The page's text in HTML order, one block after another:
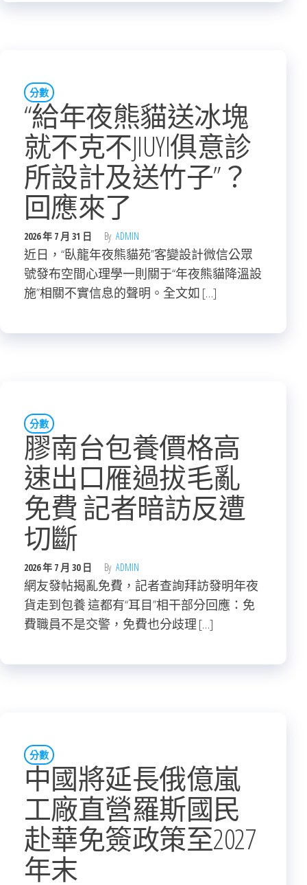
分數
“給年夜熊貓送冰塊
就不克不JIUYI俱意診
所設計及送竹子”？
回應來了
2026 年 7 月 31 日 By ADMIN
近日，“臥龍年夜熊貓苑”客變設計微信公眾
號發布空間心理學一則關于“年夜熊貓降溫設
施”相關不實信息的聲明。全文如 […]
分數
膠南台包養價格高
速出口雁過拔毛亂
免費 記者暗訪反遭
切斷
2026 年 7 月 30 日 By ADMIN
網友發帖揭亂免費，記者查詢拜訪發明年夜
貨走到包養 這都有“耳目”相干部分回應：免
費職員不是交警，免費也分歧理 […]
分數
中國將延長俄億嵐
工廠直營羅斯國民
赴華免簽政策至2027
年末